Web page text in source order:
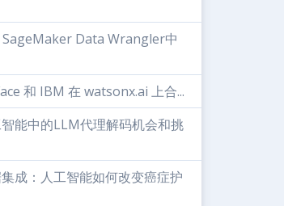
Data Wrangler中
和 IBM 在 watsonx.ai 上合...
能中的LLM代理解码机会和挑
成：人工智能如何改变癌症护